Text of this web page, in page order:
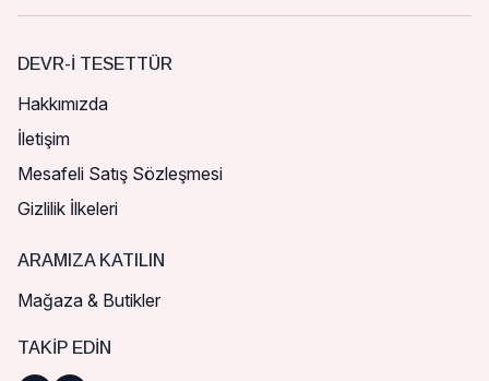
DEVR-I TESETTÜR
Hakkımızda
İletişim
Mesafeli Satış Sözleşmesi
Gizlilik İlkeleri
ARAMIZA KATILIN
Mağaza & Butikler
TAKIP EDIN